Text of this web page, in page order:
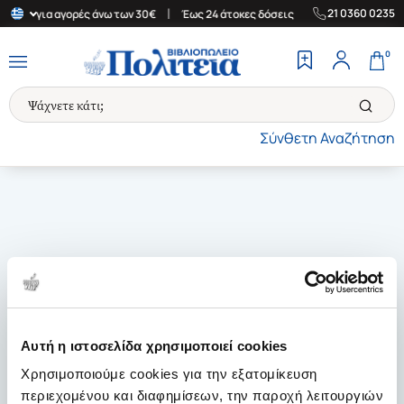
Αυτή η ιστοσελίδα χρησιμοποιεί cookies
Χρησιμοποιούμε cookies για την εξατομίκευση
περιεχομένου και διαφημίσεων, την παροχή λειτουργιών
για αγορές άνω των 30€ Έως 24 άτοκες δόσεις | Δωρεάν
21 0360 0235
Σύνθετη Αναζήτηση
0